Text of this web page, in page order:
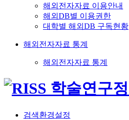
해외전자자료 이용안내
해외DB별 이용권한
대학별 해외DB 구독현황
해외전자자료 통계
해외전자자료 통계
검색환경설정